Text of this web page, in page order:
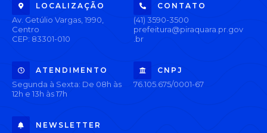
LOCALIZAÇÃO
Av. Getúlio Vargas, 1990,
Centro
CEP: 83301-010
CONTATO
(41) 3590-3500
prefeitura@piraquara.pr.gov
.br
ATENDIMENTO
Segunda à Sexta: De 08h às
12h e 13h às 17h
CNPJ
76.105.675/0001-67
NEWSLETTER